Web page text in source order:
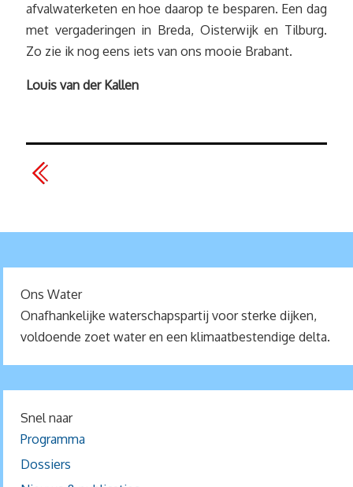
afvalwaterketen en hoe daarop te besparen. Een dag
met vergaderingen in Breda, Oisterwijk en Tilburg.
Zo zie ik nog eens iets van ons mooie Brabant.
Louis van der Kallen
Ons Water
Onafhankelijke waterschapspartij voor sterke dijken,
voldoende zoet water en een klimaatbestendige delta.
Snel naar
Programma
Dossiers